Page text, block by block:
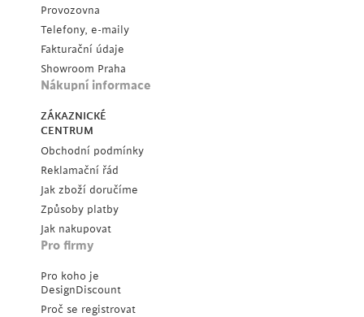
Provozovna
Telefony, e-maily
Fakturační údaje
Showroom Praha
Nákupní informace
ZÁKAZNICKÉ
CENTRUM
Obchodní podmínky
Reklamační řád
Jak zboží doručíme
Způsoby platby
Jak nakupovat
Pro firmy
Pro koho je
DesignDiscount
Proč se registrovat